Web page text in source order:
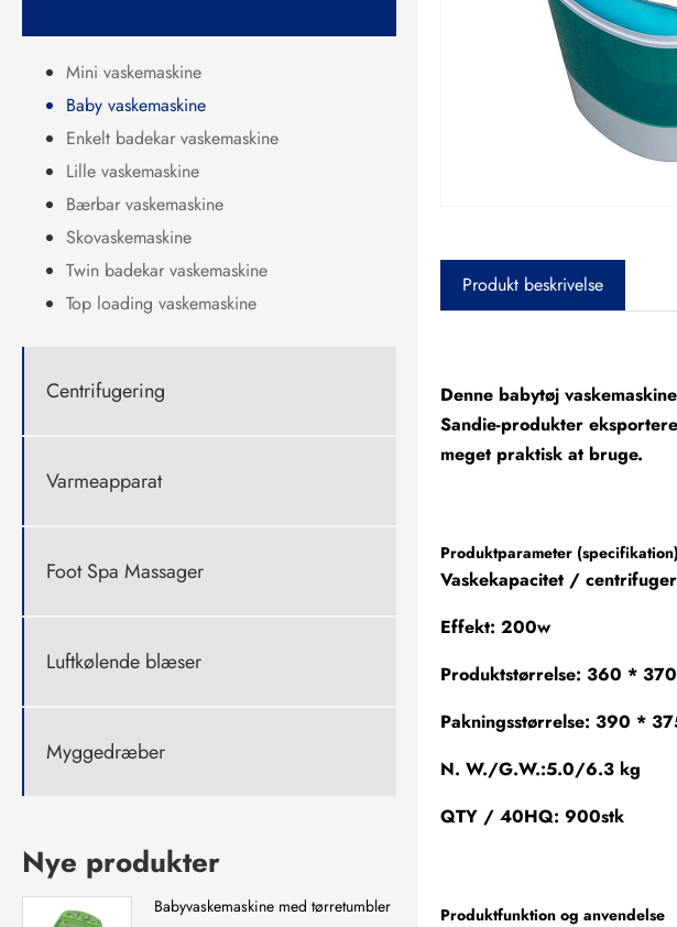
Mini vaskemaskine
Baby vaskemaskine
Enkelt badekar vaskemaskine
Lille vaskemaskine
Bærbar vaskemaskine
Skovaskemaskine
Twin badekar vaskemaskine
Top loading vaskemaskine
Centrifugering
Varmeapparat
Foot Spa Massager
Luftkølende blæser
Myggedræber
Nye produkter
Babyvaskemaskine med tørretumbler
Produkt beskrivelse
Denne babytøj
Sandie-produkter
meget praktisk at bruge.
Produktparameter (specifikation)
Vaskekapacitet /
Effekt: 200w
Produktstørrelse: 360 *
Pakningsstørrelse: 390 *
N. W./G.W.:5.0/6.3 kg
QTY / 40HQ: 900stk
Produktfunktion og anvendelse